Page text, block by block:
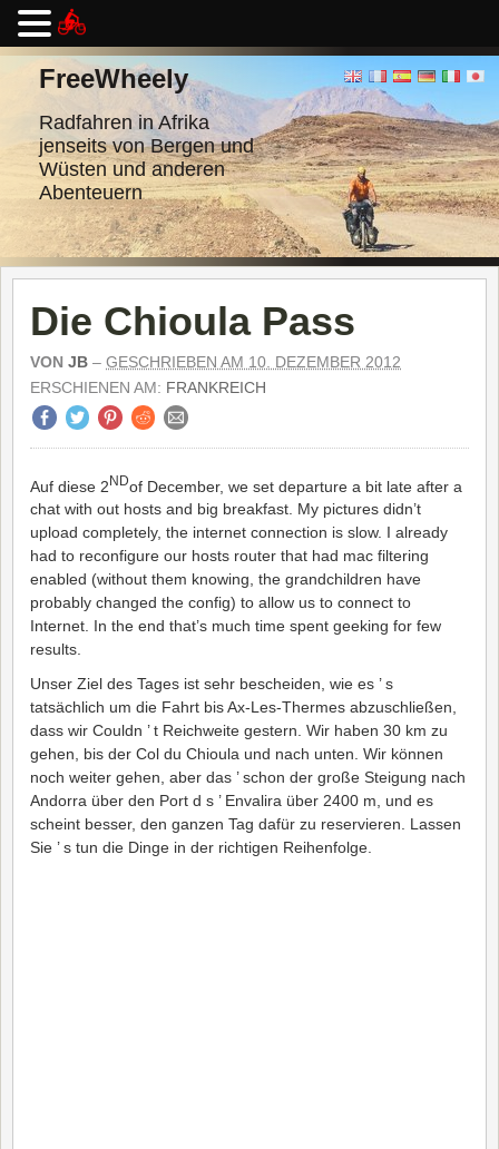
Zum
springenFreeWheely
Radfahren in Afrika
jenseits von Bergen und
Wüsten und anderen
Abenteuern
Die Chioula Pass
VON JB – GESCHRIEBEN AM 10. DEZEMBER 2012
ERSCHIENEN AM: FRANKREICH
Auf diese 2NDof December, we set departure a bit late after a
chat with out hosts and big breakfast. My pictures didn’t
upload completely, the internet connection is slow. I already
had to reconfigure our hosts router that had mac filtering
enabled (without them knowing, the grandchildren have
probably changed the config) to allow us to connect to
Internet. In the end that’s much time spent geeking for few
results.
Unser Ziel des Tages ist sehr bescheiden, wie es ’ s
tatsächlich um die Fahrt bis Ax-Les-Thermes abzuschließen,
dass wir Couldn ’ t Reichweite gestern. Wir haben 30 km zu
gehen, bis der Col du Chioula und nach unten. Wir können
noch weiter gehen, aber das ’ schon der große Steigung nach
Andorra über den Port d s ’ Envalira über 2400 m, und es
scheint besser, den ganzen Tag dafür zu reservieren. Lassen
Sie ’ s tun die Dinge in der richtigen Reihenfolge.